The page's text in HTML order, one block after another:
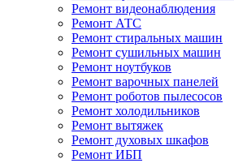
Ремонт видеонаблюдения
Ремонт АТС
Ремонт стиральных машин
Ремонт сушильных машин
Ремонт ноутбуков
Ремонт варочных панелей
Ремонт роботов пылесосов
Ремонт холодильников
Ремонт вытяжек
Ремонт духовых шкафов
Ремонт ИБП